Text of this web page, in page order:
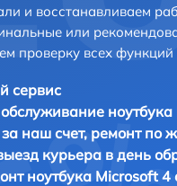
и восстанавливаем
или
проверку всех
сервис
наш счет, ремонт по
курьера в день
ноутбука Microsoft 4